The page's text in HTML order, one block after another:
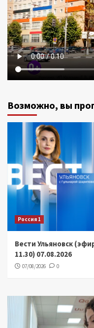
Возможно, вы
Россия 1
Вести Ульяновск
11.30) 07.08.2026
07/08/2026 0